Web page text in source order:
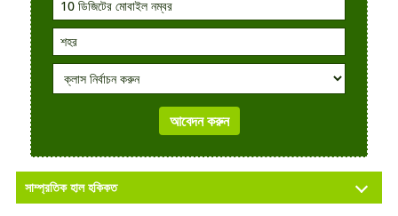
সাম্প্রতিক হাল হকিকত